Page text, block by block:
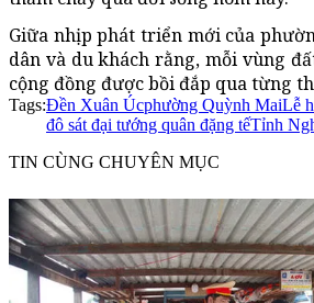
Giữa nhịp phát triển mới của
dân và du khách rằng, mỗi vùng
cộng đồng được bồi đắp qua từng
Tags:Đền Xuân Úcphường Quỳnh MaiLễ
đô sát đại tướng quân đặng tếTỉnh
TIN CÙNG CHUYÊN MỤC